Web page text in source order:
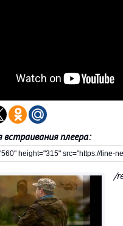
встраивания плеера:
/